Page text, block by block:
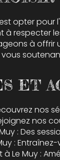
opter pour
à respecter
à
ET
nos
nos
: Des
:
à Le Muy :